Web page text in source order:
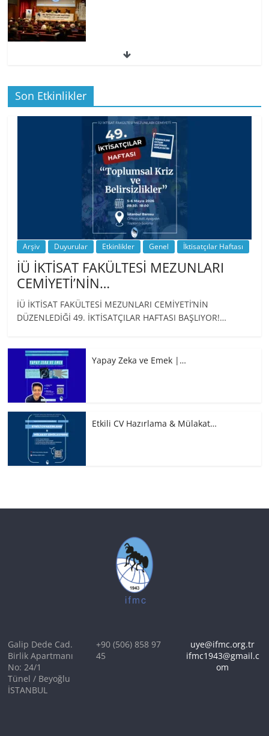
49. İktisatçılar Haftası | 1.…
BİZ İKTİSATLILAR: İÇİMİZDEN BİRİ PROF.
…
Son Etkinlikler
Arşiv Duyurular Etkinlikler Genel İktisatçılar Haftası
İÜ İKTİSAT FAKÜLTESİ MEZUNLARI
CEMİYETİ’NİN…
İÜ İKTİSAT FAKÜLTESİ MEZUNLARI CEMİYETİ’NİN
DÜZENLEDİĞİ 49. İKTİSATÇILAR HAFTASI BAŞLIYOR!…
Yapay Zeka ve Emek |…
Etkili CV Hazırlama & Mülakat…
Galip Dede Cad.
Birlik Apartmanı
No: 24/1
Tünel / Beyoğlu
İSTANBUL
+90 (506) 858 97
45
uye@ifmc.org.tr
ifmc1943@gmail.c
om